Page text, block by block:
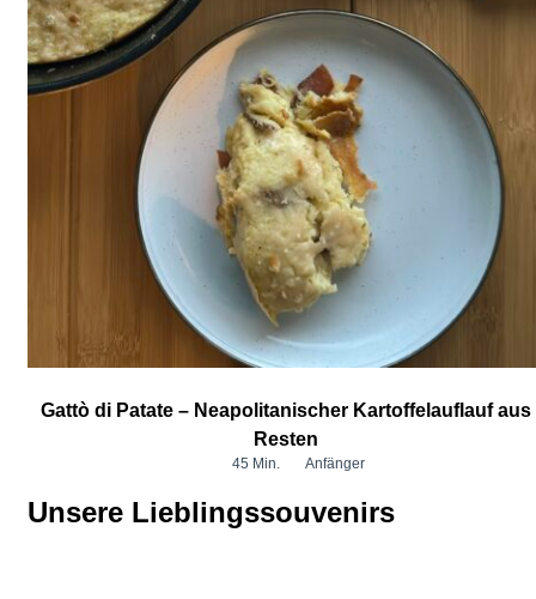
Gattò di Patate – Neapolitanischer Kartoffelauflauf aus
Resten
45 Min. Anfänger
Unsere Lieblingssouvenirs